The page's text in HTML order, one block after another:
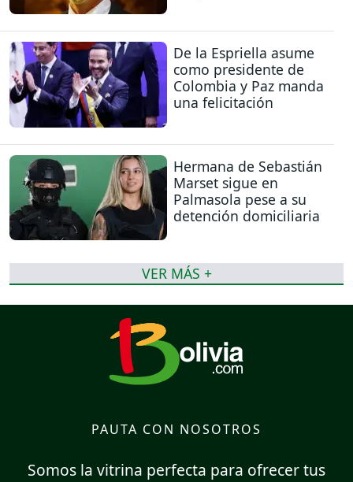
De la Espriella asume
como presidente de
Colombia y Paz manda
una felicitación
Hermana de Sebastián
Marset sigue en
Palmasola pese a su
detención domiciliaria
VER MÁS +
PAUTA CON NOSOTROS
Somos la vitrina perfecta para ofrecer tus